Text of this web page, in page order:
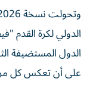
الدول المستضيفة
على أن تعكس كل